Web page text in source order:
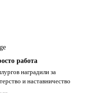
работа
наградили за
и наставничество